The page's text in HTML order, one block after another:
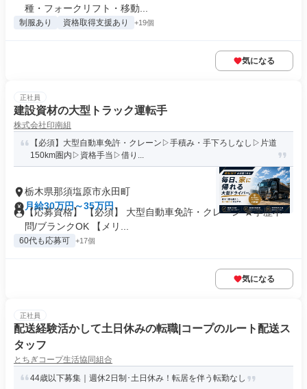
種・フォークリフト・移動...
制服あり 資格取得支援あり +19個
気になる
正社員
建設資材の大型トラック運転手
株式会社印南組
【必須】大型自動車免許・クレーン▷手積み・手下ろしなし▷片道
150km圏内▷資格手当▷借り...
栃木県那須塩原市永田町
月給30万円～35万円
【応募資格】 【必須】 大型自動車免許・クレーン ★学歴不
問/ブランクOK 【メリ...
60代も応募可 +17個
気になる
正社員
配送経験活かして土日休みの転職|コープのルート配送ス
タッフ
とちぎコープ生活協同組合
44歳以下募集｜週休2日制･土日休み！転居を伴う転勤なし